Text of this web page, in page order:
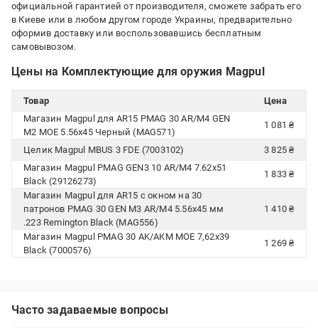
официальной гарантией от производителя, сможете забрать его
в Киеве или в любом другом городе Украины, предварительно
оформив доставку или воспользовавшись бесплатным
самовывозом.
Цены на Комплектующие для оружия Magpul
Товар
Цена
Магазин Magpul для AR15 PMAG 30 AR/M4 GEN
M2 MOE 5.56x45 Черный (MAG571)
1 081 ₴
Целик Magpul MBUS 3 FDE (7003102)
3 825 ₴
Магазин Magpul PMAG GEN3 10 AR/M4 7.62x51
Black (29126273)
1 833 ₴
Магазин Magpul для AR15 с окном на 30
патронов PMAG 30 GEN M3 AR/M4 5.56x45 мм
.223 Remington Black (MAG556)
1 410 ₴
Магазин Magpul PMAG 30 AK/AKM MOE 7,62x39
Black (7000576)
1 269 ₴
Часто задаваемые вопросы